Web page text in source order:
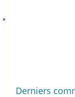
Derniers